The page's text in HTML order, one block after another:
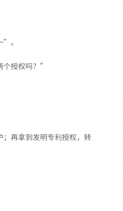
”。
授权吗？”
再拿到发明专利授权，转